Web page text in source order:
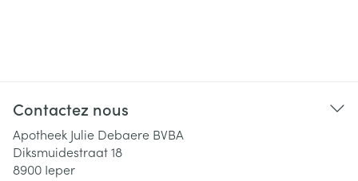
Contactez nous
Apotheek Julie Debaere BVBA
Diksmuidestraat 18
8900 Ieper